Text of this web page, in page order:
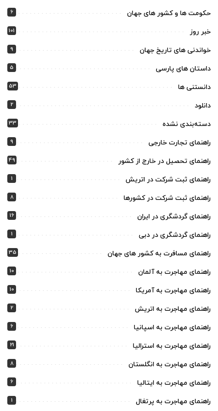
حکومت ها و کشور های جهان 6
خبر روز 101
خواندنی های تاریخ جهان 9
داستان های پارسی 5
دانستنی ها 53
دانلود 2
دسته‌بندی نشده 33
راهنمای تجارت خارجی 9
راهنمای تحصیل در خارج از کشور 49
راهنمای ثبت شرکت در اتریش 1
راهنمای ثبت شرکت در کشورها 8
راهنمای گردشگری در ایران 16
راهنمای گردشگری در دبی 1
راهنمای مسافرت به کشور های جهان 35
راهنمای مهاجرت به آلمان 10
راهنمای مهاجرت به آمریکا 10
راهنمای مهاجرت به اتریش 2
راهنمای مهاجرت به اسپانیا 6
راهنمای مهاجرت به استرالیا 21
راهنمای مهاجرت به انگلستان 8
راهنمای مهاجرت به ایتالیا 6
راهنمای مهاجرت به پرتغال 1